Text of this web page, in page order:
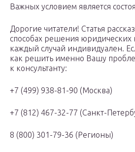
Важных условием является
Дорогие читатели! Статья
способах решения юридических
каждый случай индивидуален.
как решить именно Вашу
к консультанту:
+7 (499) 938-81-90 (Москва)
+7 (812) 467-32-77 (Санкт-
8 (800) 301-79-36 (Регионы)